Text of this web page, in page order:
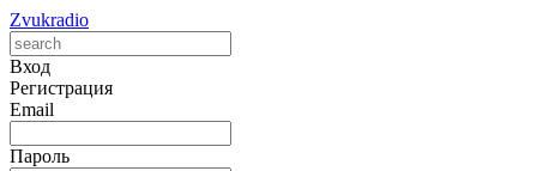
Zvukradio
Вход
Регистрация
Email
Пароль